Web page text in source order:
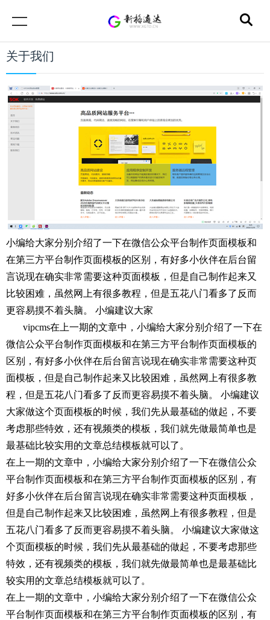
关于我们
小编给大家分别介绍了一下在微信公众平台制作页面模板和
在第三方平台制作页面模板的区别，有好多小伙伴在后台留
言说现在确实非常需要这种页面模板，但是自己制作起来又
比较困难，虽然网上有很多教程，但是五花八门看多了反而
更容易摸不着头脑。 小编建议大家
vipcms在上一期的文章中，小编给大家分别介绍了一下在
微信公众平台制作页面模板和在第三方平台制作页面模板的
区别，有好多小伙伴在后台留言说现在确实非常需要这种页
面模板，但是自己制作起来又比较困难，虽然网上有很多教
程，但是五花八门看多了反而更容易摸不着头脑。 小编建议
大家做这个页面模板的时候，我们先从最基础的做起，不要
考虑那些特效，还有视频类的模板，我们就先做最简单也是
最基础比较实用的文章总结模板就可以了。
在上一期的文章中，小编给大家分别介绍了一下在微信公众
平台制作页面模板和在第三方平台制作页面模板的区别，有
好多小伙伴在后台留言说现在确实非常需要这种页面模板，
但是自己制作起来又比较困难，虽然网上有很多教程，但是
五花八门看多了反而更容易摸不着头脑。 小编建议大家做这
个页面模板的时候，我们先从最基础的做起，不要考虑那些
特效，还有视频类的模板，我们就先做最简单也是最基础比
较实用的文章总结模板就可以了。
在上一期的文章中，小编给大家分别介绍了一下在微信公众
平台制作页面模板和在第三方平台制作页面模板的区别，有